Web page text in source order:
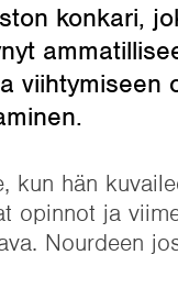
konkari,
viihtymiseen
hän
opinnot ja
Nourdeen